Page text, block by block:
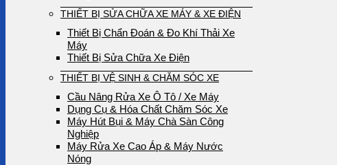
THIẾT BỊ SỬA CHỮA XE MÁY & XE ĐIỆN
Thiết Bị Chẩn Đoán & Đo Khí Thải Xe
Máy
Thiết Bị Sửa Chữa Xe Điện
THIẾT BỊ VỆ SINH & CHĂM SÓC XE
Cầu Nâng Rửa Xe Ô Tô / Xe Máy
Dụng Cụ & Hóa Chất Chăm Sóc Xe
Máy Hút Bụi & Máy Chà Sàn Công
Nghiệp
Máy Rửa Xe Cao Áp & Máy Nước
Nóng